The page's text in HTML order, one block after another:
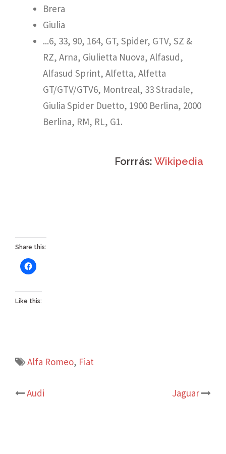
Brera
Giulia
...6, 33, 90, 164, GT, Spider, GTV, SZ &
RZ, Arna, Giulietta Nuova, Alfasud,
Alfasud Sprint, Alfetta, Alfetta
GT/GTV/GTV6, Montreal, 33 Stradale,
Giulia Spider Duetto, 1900 Berlina, 2000
Berlina, RM, RL, G1.
Forrrás: Wikipedia
Share this:
Like this:
Alfa Romeo, Fiat
Post
Audi Jaguar